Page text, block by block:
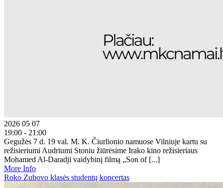
2026 05 07
19:00 - 21:00
Gegužės 7 d. 19 val. M. K. Čiurlionio namuose Vilniuje kartu su
režisieriumi Audriumi Stoniu žiūrėsime Irako kino režisieriaus
Mohamed Al-Daradji vaidybinį filmą „Son of [...]
More Info
Roko Zubovo klasės studentų koncertas